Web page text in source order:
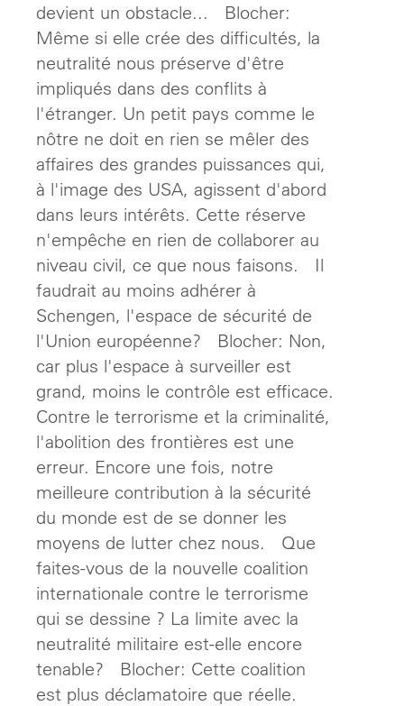
devient un obstacle... Blocher:
Même si elle crée des difficultés, la
neutralité nous préserve d'être
impliqués dans des conflits à
l'étranger. Un petit pays comme le
nôtre ne doit en rien se mêler des
affaires des grandes puissances qui,
à l'image des USA, agissent d'abord
dans leurs intérêts. Cette réserve
n'empêche en rien de collaborer au
niveau civil, ce que nous faisons. Il
faudrait au moins adhérer à
Schengen, l'espace de sécurité de
l'Union européenne? Blocher: Non,
car plus l'espace à surveiller est
grand, moins le contrôle est efficace.
Contre le terrorisme et la criminalité,
l'abolition des frontières est une
erreur. Encore une fois, notre
meilleure contribution à la sécurité
du monde est de se donner les
moyens de lutter chez nous. Que
faites-vous de la nouvelle coalition
internationale contre le terrorisme
qui se dessine ? La limite avec la
neutralité militaire est-elle encore
tenable? Blocher: Cette coalition
est plus déclamatoire que réelle.